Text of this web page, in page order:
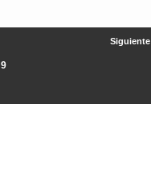
9
Siguiente